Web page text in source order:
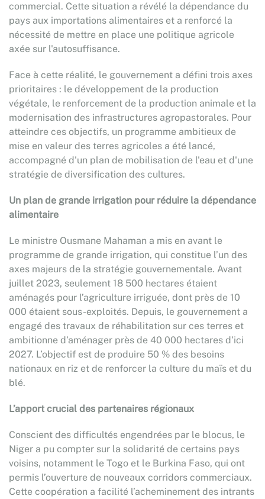
commercial. Cette situation a révélé la dépendance du
pays aux importations alimentaires et a renforcé la
nécessité de mettre en place une politique agricole
axée sur l'autosuffisance.
Face à cette réalité, le gouvernement a défini trois axes
prioritaires : le développement de la production
végétale, le renforcement de la production animale et la
modernisation des infrastructures agropastorales. Pour
atteindre ces objectifs, un programme ambitieux de
mise en valeur des terres agricoles a été lancé,
accompagné d'un plan de mobilisation de l'eau et d'une
stratégie de diversification des cultures.
Un plan de grande irrigation pour réduire la dépendance
alimentaire
Le ministre Ousmane Mahaman a mis en avant le
programme de grande irrigation, qui constitue l’un des
axes majeurs de la stratégie gouvernementale. Avant
juillet 2023, seulement 18 500 hectares étaient
aménagés pour l’agriculture irriguée, dont près de 10
000 étaient sous-exploités. Depuis, le gouvernement a
engagé des travaux de réhabilitation sur ces terres et
ambitionne d’aménager près de 40 000 hectares d’ici
2027. L’objectif est de produire 50 % des besoins
nationaux en riz et de renforcer la culture du maïs et du
blé.
L’apport crucial des partenaires régionaux
Conscient des difficultés engendrées par le blocus, le
Niger a pu compter sur la solidarité de certains pays
voisins, notamment le Togo et le Burkina Faso, qui ont
permis l’ouverture de nouveaux corridors commerciaux.
Cette coopération a facilité l’acheminement des intrants